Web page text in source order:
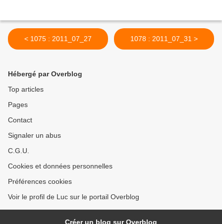
< 1075 : 2011_07_27 1078 : 2011_07_31 >
Hébergé par Overblog
Top articles
Pages
Contact
Signaler un abus
C.G.U.
Cookies et données personnelles
Préférences cookies
Voir le profil de Luc sur le portail Overblog
Créer un blog sur Overblog